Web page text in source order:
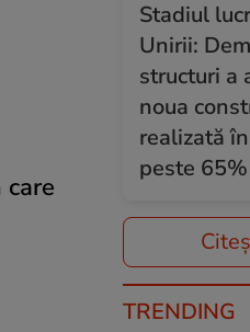
Stadiul
Unirii:
structuri a
noua
realizată
peste 65%
TRENDING